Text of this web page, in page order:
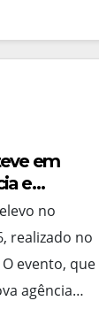
em
e
três
no
realizado no
evento, que
agência…